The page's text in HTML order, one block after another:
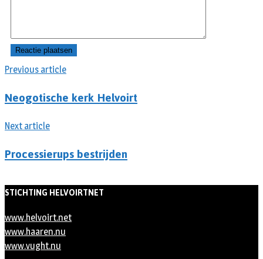
Previous article
Neogotische kerk Helvoirt
Next article
Processierups bestrijden
STICHTING HELVOIRTNET
www.helvoirt.net
www.haaren.nu
www.vught.nu